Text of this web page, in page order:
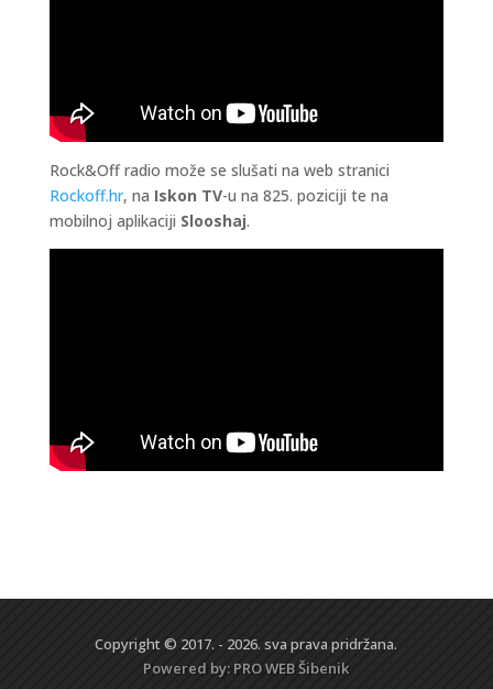
Rock&Off radio može se slušati na web stranici
Rockoff.hr, na Iskon TV-u na 825. poziciji te na
mobilnoj aplikaciji Slooshaj.
Copyright © 2017. - 2026. sva prava pridržana.
Powered by: PRO WEBŠibenik